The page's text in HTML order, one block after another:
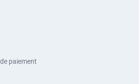
paiement